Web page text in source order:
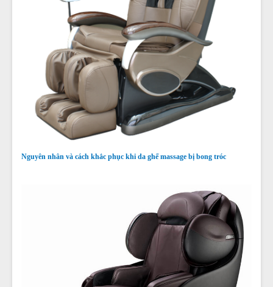
Nguyên nhân và cách khắc phục khi da ghế massage bị bong tróc